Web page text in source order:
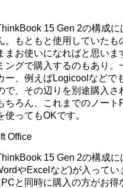
15 Gen 2の構成に
。もともと使用していたも
まお使いになればと思いま
ングで購入するのもあり。
ー、例えばLogicoolなどで
で、その辺りを別途購入さ
ちろん、これまでのノート
使ってもOKです。
Office
15 Gen 2の構成に
やExcelなど)が入ってい
と同時に購入の方がお得